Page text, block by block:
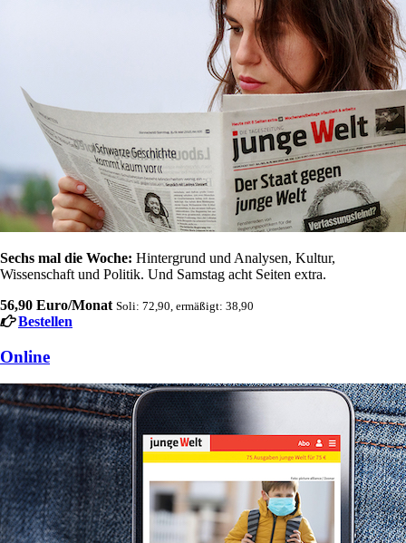
Sechs mal die Woche: Hintergrund und Analysen, Kultur,
Wissenschaft und Politik. Und Samstag acht Seiten extra.
56,90 Euro/Monat Soli: 72,90, ermäßigt: 38,90
Bestellen
Online